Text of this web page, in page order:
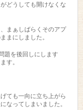
どうしても開けなくな
まぁしばらくそのアプ
まにしました。
題を後回しにします
す。
ても一向に立ち上がら
なってしまいました。